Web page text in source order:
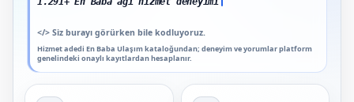
</> Siz burayı görürken bile kodluyoruz.
Hizmet adedi En Baba Ulaşım kataloğundan; deneyim ve yorumlar platform
genelindeki onaylı kayıtlardan hesaplanır.